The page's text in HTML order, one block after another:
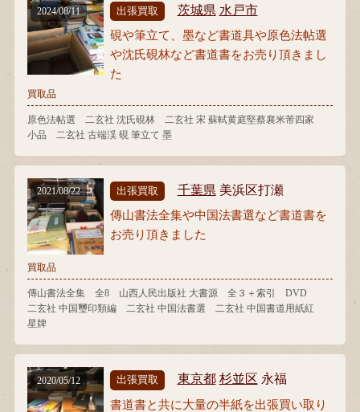
出張買取 茨城県 水戸市
硯や筆立て、墨など書道具や原色法帖選
や沈氏硯林など書道書をお売り頂きまし
た
買取品
原色法帖選 二玄社 沈氏硯林 二玄社 宋 蘇軾黄庭堅蔡襄米芾四家
小品 二玄社 古端渓 硯 筆立て 墨
2024/08/11
出張買取 千葉県 美浜区打瀬
傳山書法全集や中国法書選など書道書を
お売り頂きました
買取品
傳山書法全集 全8 山西人民出版社 大書源 全３＋索引 DVD
二玄社 中国璽印類編 二玄社 中国法書選 二玄社 中国書道用紙紅
星牌
2021/08/22
出張買取 東京都 杉並区 永福
書道書と共に大量の半紙を出張買い取り
2020/05/12